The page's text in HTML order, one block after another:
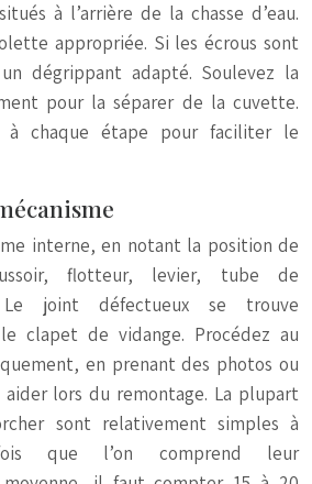
à l’arrière de la chasse d’eau.
appropriée. Si les écrous sont
dégrippant adapté. Soulevez la
pour la séparer de la cuvette.
à chaque étape pour faciliter le
interne, en notant la position de
flotteur, levier, tube de
Le joint défectueux se trouve
clapet de vidange. Procédez au
en prenant des photos ou
lors du remontage. La plupart
sont relativement simples à
que l’on comprend leur